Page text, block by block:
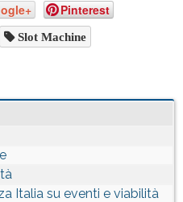
Pinterest
Slot Machine
Italia su eventi e viabilità